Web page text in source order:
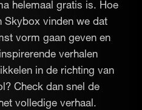
helemaal gratis is. Hoe
Skybox vinden we dat
vorm gaan geven en
verhalen
in de richting van
Check dan snel de
volledige verhaal.